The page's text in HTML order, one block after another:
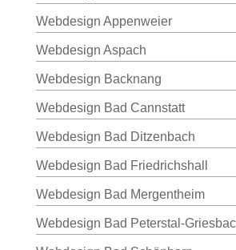
Webdesign Appenweier
Webdesign Aspach
Webdesign Backnang
Webdesign Bad Cannstatt
Webdesign Bad Ditzenbach
Webdesign Bad Friedrichshall
Webdesign Bad Mergentheim
Webdesign Bad Peterstal-